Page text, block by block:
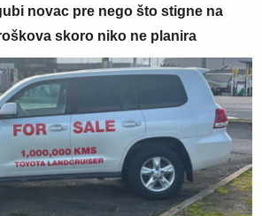
novac pre nego što stigne na
skoro niko ne planira